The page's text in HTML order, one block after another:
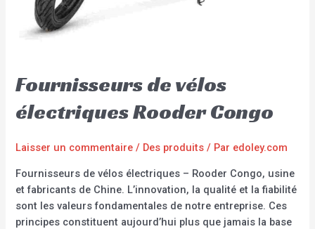
Fournisseurs de vélos
électriques Rooder Congo
Laisser un commentaire / Des produits / Par edoley.com
Fournisseurs de vélos électriques – Rooder Congo, usine
et fabricants de Chine. L’innovation, la qualité et la fiabilité
sont les valeurs fondamentales de notre entreprise. Ces
principes constituent aujourd’hui plus que jamais la base